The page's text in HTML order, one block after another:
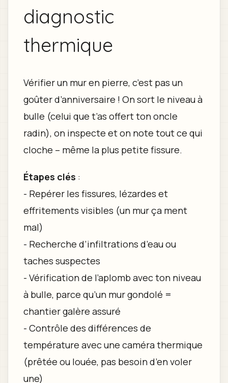
diagnostic
thermique
Vérifier un mur en pierre, c’est pas un
goûter d’anniversaire ! On sort le niveau à
bulle (celui que t’as offert ton oncle
radin), on inspecte et on note tout ce qui
cloche – même la plus petite fissure.
Étapes clés :
- Repérer les fissures, lézardes et
effritements visibles (un mur ça ment
mal)
- Recherche d’infiltrations d’eau ou
taches suspectes
- Vérification de l’aplomb avec ton niveau
à bulle, parce qu’un mur gondolé =
chantier galère assuré
- Contrôle des différences de
température avec une caméra thermique
(prêtée ou louée, pas besoin d’en voler
une)